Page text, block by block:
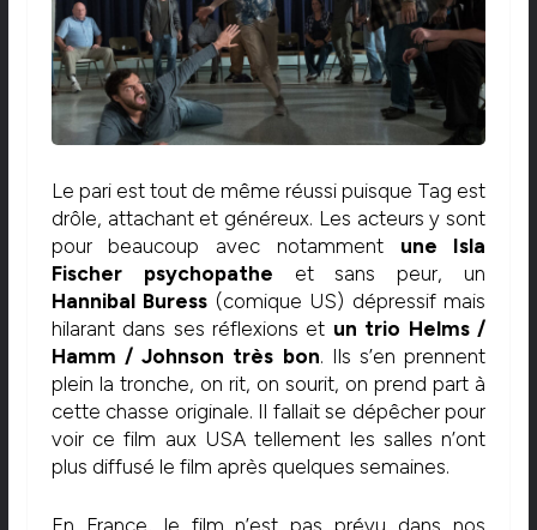
Le pari est tout de même réussi puisque Tag est
drôle, attachant et généreux. Les acteurs y sont
pour beaucoup avec notamment une Isla
Fischer psychopathe et sans peur, un
Hannibal Buress (comique US) dépressif mais
hilarant dans ses réflexions et un trio Helms /
Hamm / Johnson très bon. Ils s’en prennent
plein la tronche, on rit, on sourit, on prend part à
cette chasse originale. Il fallait se dépêcher pour
voir ce film aux USA tellement les salles n’ont
plus diffusé le film après quelques semaines.
En France, le film n’est pas prévu dans nos